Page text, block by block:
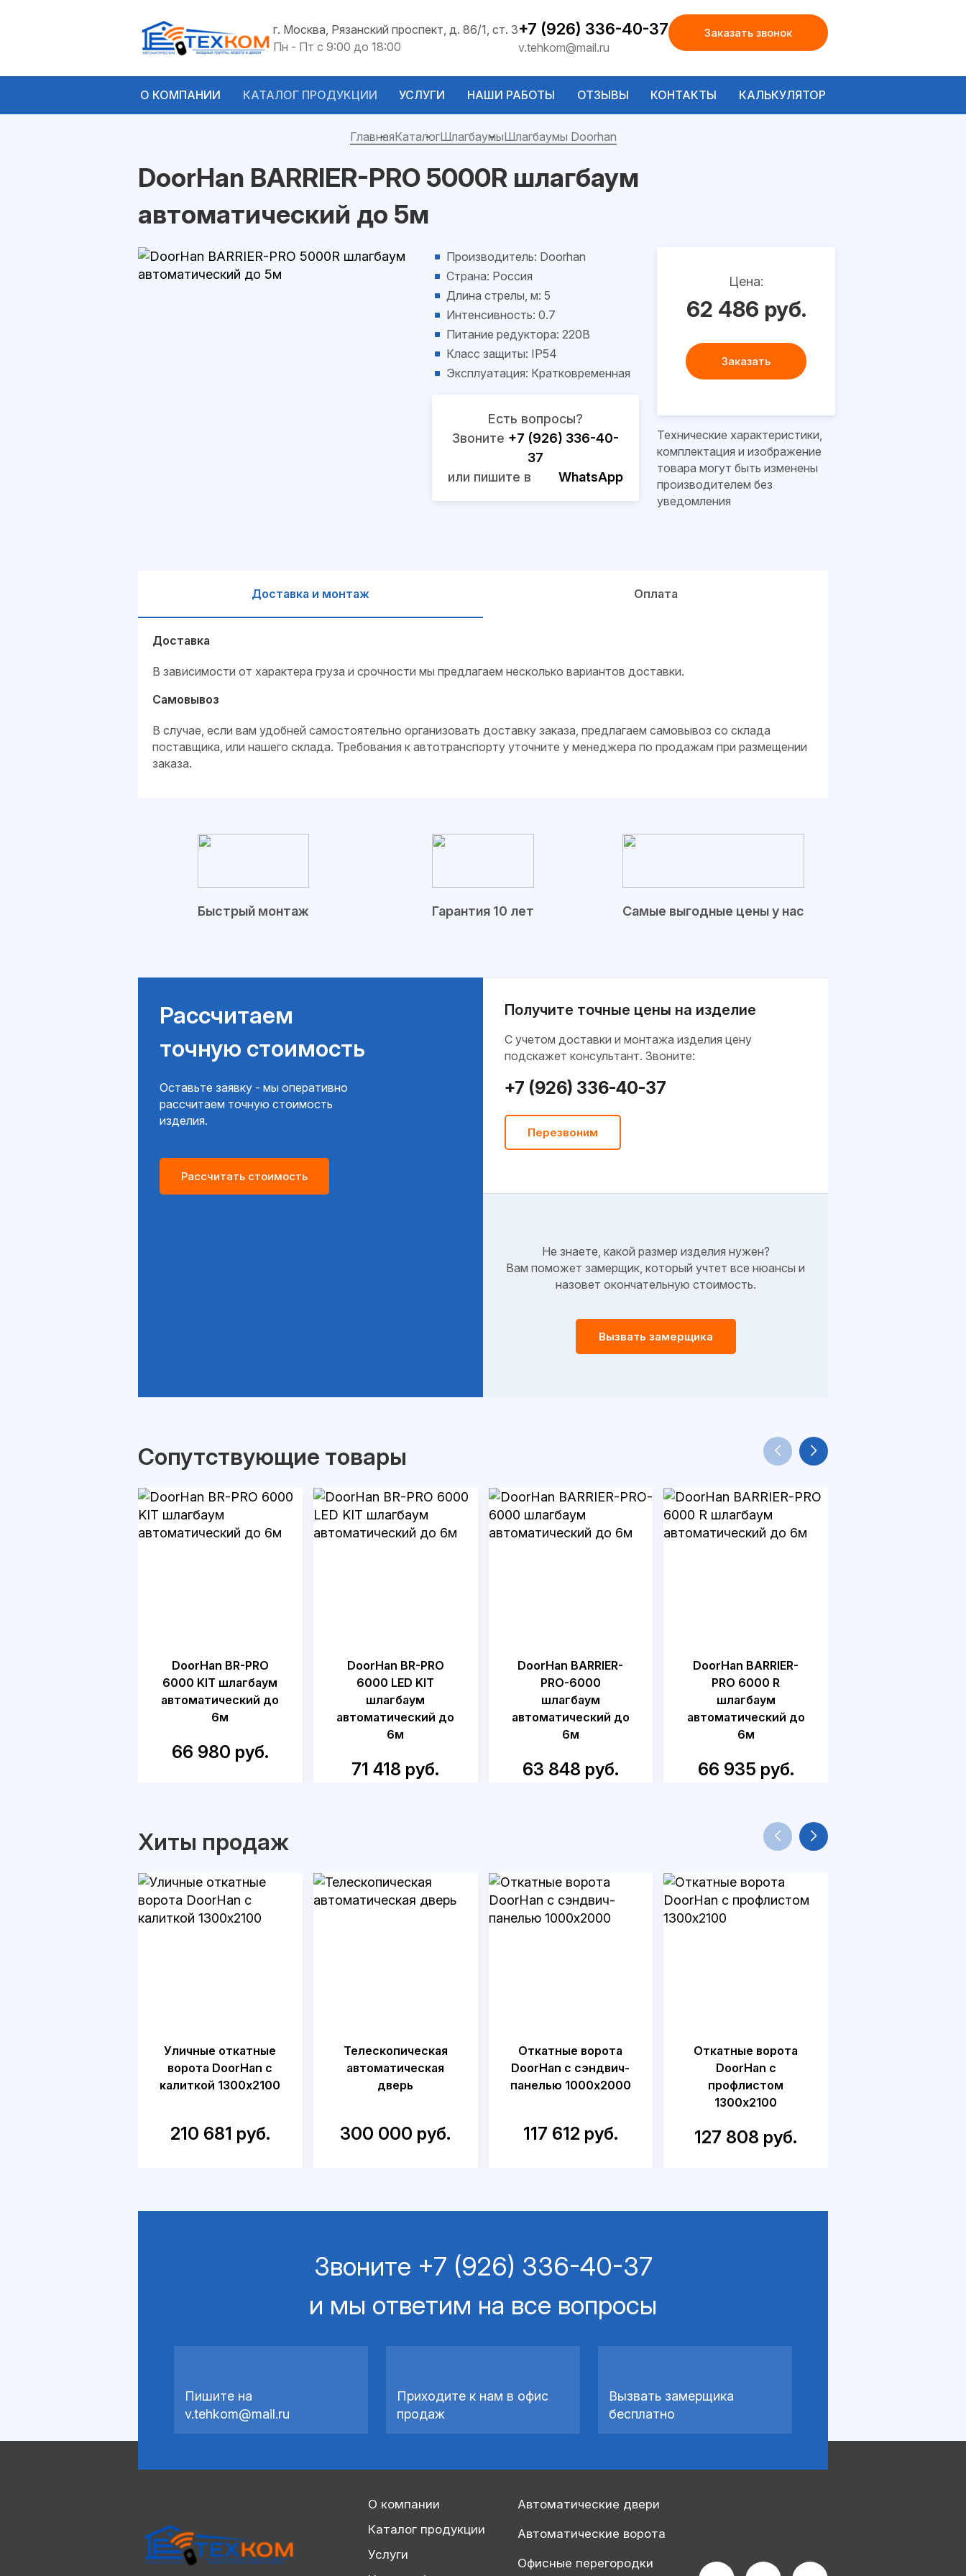
г. Москва, Рязанский проспект, д. 86/1, ст. 3
Пн - Пт с 9:00 до 18:00
+7 (926) 336-40-37
v.tehkom@mail.ru
Заказать звонок
О КОМПАНИИ КАТАЛОГ ПРОДУКЦИИ УСЛУГИ НАШИ РАБОТЫ ОТЗЫВЫ КОНТАКТЫ КАЛЬКУЛЯТОР
ГлавнаяКаталогШлагбаумыШлагбаумы Doorhan
DoorHan BARRIER-PRO 5000R шлагбаум
автоматический до 5м
Производитель: Doorhan
Страна: Россия
Длина стрелы, м: 5
Интенсивность: 0.7
Питание редуктора: 220В
Класс защиты: IP54
Эксплуатация: Кратковременная
Есть вопросы?
Звоните +7 (926) 336-40-
37
или пишите в
WhatsApp
Цена:
62 486 руб.
Заказать
Технические характеристики,
комплектация и изображение
товара могут быть изменены
производителем без
уведомления
Доставка и монтаж Оплата
Доставка
В зависимости от характера груза и срочности мы предлагаем несколько вариантов доставки.
Самовывоз
В случае, если вам удобней самостоятельно организовать доставку заказа, предлагаем самовывоз со склада
поставщика, или нашего склада. Требования к автотранспорту уточните у менеджера по продажам при размещении
заказа.
Быстрый монтаж Гарантия 10 лет Самые выгодные цены у нас
Рассчитаем
точную стоимость
Оставьте заявку - мы оперативно
рассчитаем точную стоимость
изделия.
Рассчитать стоимость
Получите точные цены на изделие
C учетом доставки и монтажа изделия цену
подскажет консультант. Звоните:
+7 (926) 336-40-37
Перезвоним
Не знаете, какой размер изделия нужен?
Вам поможет замерщик, который учтет все нюансы и
назовет окончательную стоимость.
Вызвать замерщика
Сопутствующие товары
DoorHan BR-PRO
6000 KIT шлагбаум
автоматический до
6м
66 980 руб.
DoorHan BR-PRO
6000 LED KIT
шлагбаум
автоматический до
6м
71 418 руб.
DoorHan BARRIER-
PRO-6000
шлагбаум
автоматический до
6м
63 848 руб.
DoorHan BARRIER-
PRO 6000 R
шлагбаум
автоматический до
6м
66 935 руб.
Хиты продаж
Уличные откатные
ворота DoorHan с
калиткой 1300х2100
210 681 руб.
Телескопическая
автоматическая
дверь
300 000 руб.
Откатные ворота
DoorHan с сэндвич-
панелью 1000x2000
117 612 руб.
Откатные ворота
DoorHan с
профлистом
1300x2100
127 808 руб.
Звоните +7 (926) 336-40-37
и мы ответим на все вопросы
Пишите на
v.tehkom@mail.ru
Приходите к нам в офис
продаж
Вызвать замерщика
бесплатно
О компании
Каталог продукции
Услуги
Автоматические двери
Автоматические ворота
Офисные перегородки